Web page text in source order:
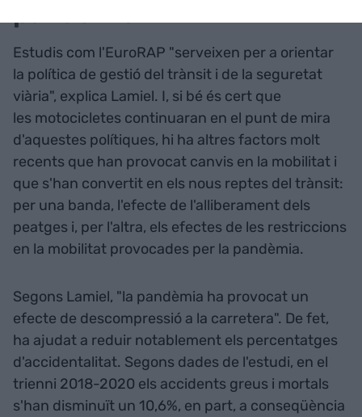
Estudis com l'EuroRAP "serveixen per a orientar
la política de gestió del trànsit i de la seguretat
viària", explica Lamiel. I, si bé és cert que
les motocicletes continuaran en el punt de mira
d'aquestes polítiques, hi ha altres factors molt
recents que han provocat canvis en la mobilitat i
que s'han convertit en els nous reptes del trànsit:
per una banda, l'efecte de l'alliberament dels
peatges i, per l'altra, els efectes de les restriccions
en la mobilitat provocades per la pandèmia.
Segons Lamiel, "la pandèmia ha provocat un
efecte de descompressió a la carretera". De fet,
ha ajudat a reduir notablement els percentatges
d'accidentalitat. Segons dades de l'estudi, en el
trienni 2018-2020 els accidents greus i mortals
s'han disminuït un 10,6%, en part, a conseqüència